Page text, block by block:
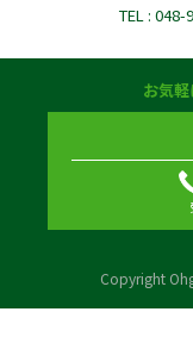
TEL : 048-
お気軽
Copyright